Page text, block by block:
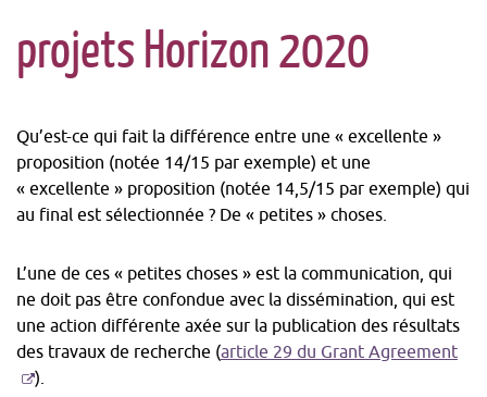
projets Horizon 2020
Qu’est-ce qui fait la différence entre une « excellente »
proposition (notée 14/15 par exemple) et une
« excellente » proposition (notée 14,5/15 par exemple) qui
au final est sélectionnée ? De « petites » choses.
L’une de ces « petites choses » est la communication, qui
ne doit pas être confondue avec la dissémination, qui est
une action différente axée sur la publication des résultats
des travaux de recherche (article 29 du Grant Agreement-
).